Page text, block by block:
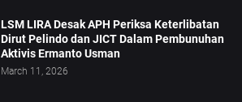
LSM LIRA Desak APH Periksa Keterlibatan
Dirut Pelindo dan JICT Dalam Pembunuhan
Aktivis Ermanto Usman
March 11, 2026